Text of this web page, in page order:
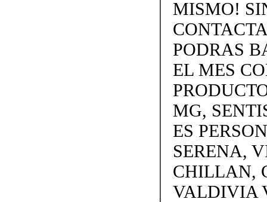
MISMO!
PODRAS
EL MES
MG,
ES
SERENA,
CHILLAN,
VALDIVIA